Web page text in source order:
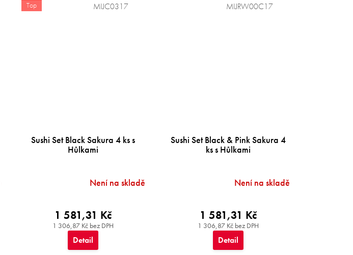
Top
Sushi Set Black Sakura 4 ks s
Hůlkami
Není na skladě
1 306,87 Kč bez DPH
1 581,31 Kč
Detail
MIJC0317
Sushi Set Black & Pink Sakura 4
ks s Hůlkami
Není na skladě
1 306,87 Kč bez DPH
1 581,31 Kč
Detail
MIJRW00C17